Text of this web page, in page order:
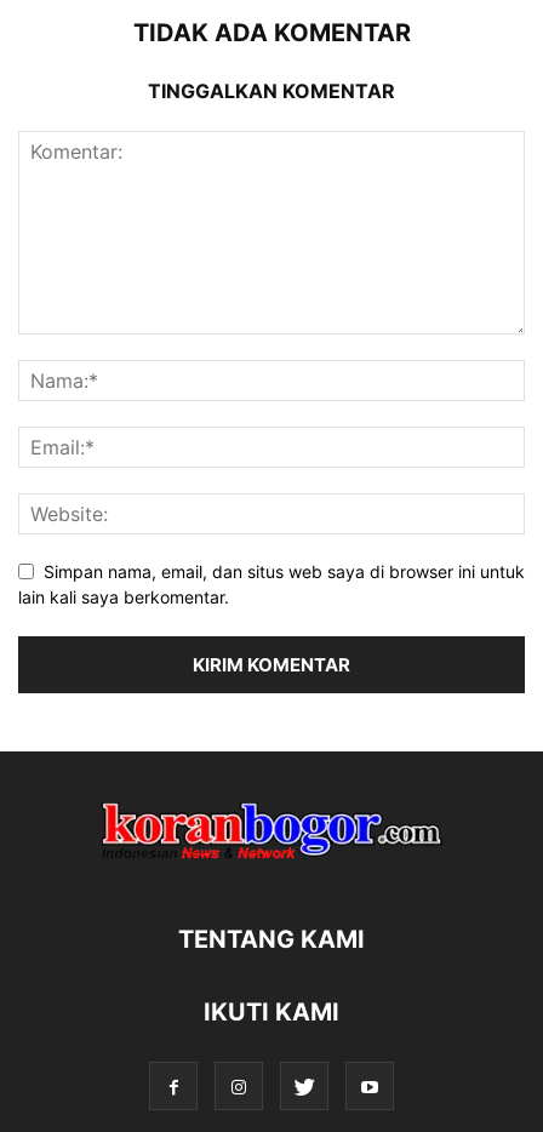
TIDAK ADA KOMENTAR
TINGGALKAN KOMENTAR
Simpan nama, email, dan situs web saya di browser ini untuk
lain kali saya berkomentar.
TENTANG KAMI
IKUTI KAMI